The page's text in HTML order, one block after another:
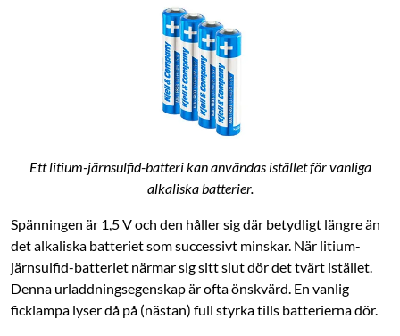
Ett litium-järnsulfid-batteri kan användas istället för vanliga
alkaliska batterier.
Spänningen är 1,5 V och den håller sig där betydligt längre än
det alkaliska batteriet som successivt minskar. När litium-
järnsulfid-batteriet närmar sig sitt slut dör det tvärt istället.
Denna urladdningsegenskap är ofta önskvärd. En vanlig
ficklampa lyser då på (nästan) full styrka tills batterierna dör.